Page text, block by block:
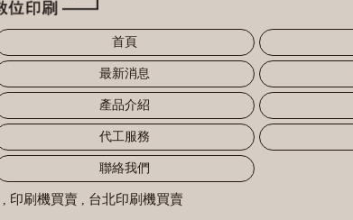
首頁
最新消息
產品介紹
代工服務
聯絡我們
印刷機買賣 台北印刷機買賣